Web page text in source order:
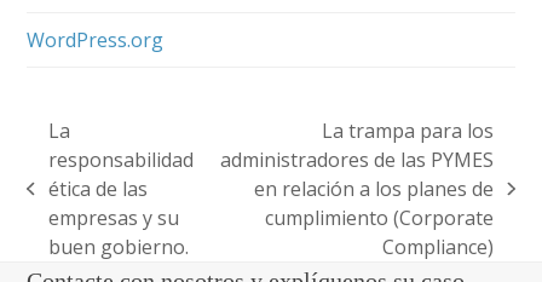
WordPress.org
previous
post:
La
responsabilidad
ética de las
empresas y su
buen gobierno.
next
La trampa para los
administradores de las PYMES
en relación a los planes de
cumplimiento (Corporate
Compliance)